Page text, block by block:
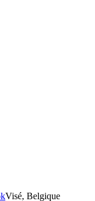
Visé, Belgique